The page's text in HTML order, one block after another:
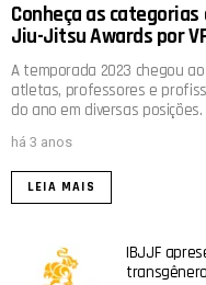
Conheça as
Jiu-Jitsu Awards por
A temporada 2023 chegou
atletas, professores e
do ano em diversas posições.
há 3 anos
LEIA MAIS
IBJJF